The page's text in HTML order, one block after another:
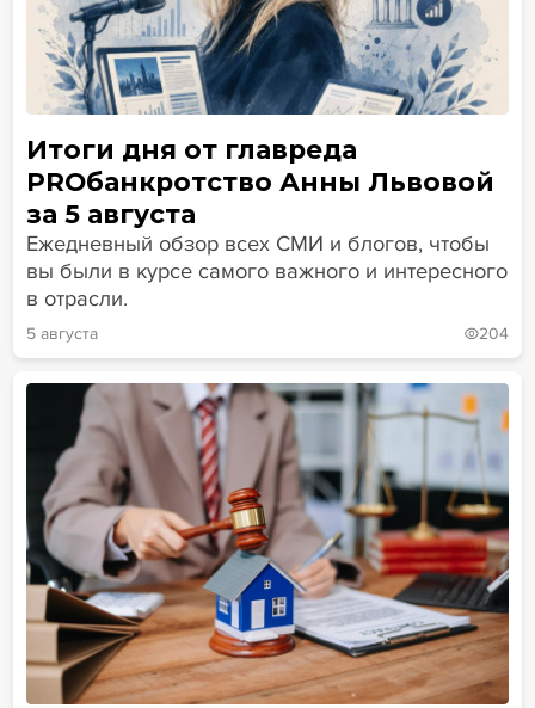
Итоги дня от главреда
PROбанкротство Анны Львовой
за 5 августа
Ежедневный обзор всех СМИ и блогов, чтобы
вы были в курсе самого важного и интересного
в отрасли.
5 августа 204